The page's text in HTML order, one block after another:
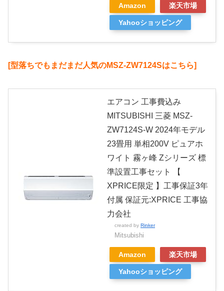
Amazon 楽天市場
Yahooショッピング
[型落ちでもまだまだ人気のMSZ-ZW7124Sはこちら]
エアコン 工事費込み
MITSUBISHI 三菱 MSZ-
ZW7124S-W 2024年モデル
23畳用 単相200V ピュアホ
ワイト 霧ヶ峰 Zシリーズ 標
準設置工事セット 【
XPRICE限定 】工事保証3年
付属 保証元:XPRICE 工事協
力会社
created by Rinker
Mitsubishi
Amazon 楽天市場
Yahooショッピング